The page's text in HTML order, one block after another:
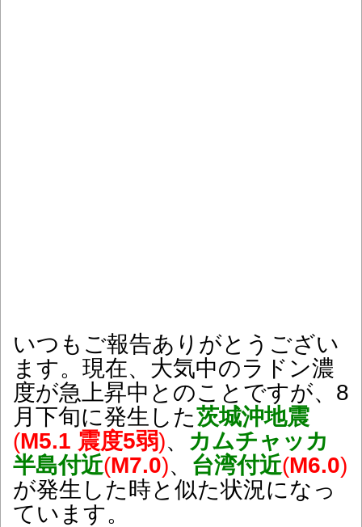
いつもご報告ありがとうござい
ます。現在、大気中のラドン濃
度が急上昇中とのことですが、8
月下旬に発生した茨城沖地震
(M5.1 震度5弱)、 カムチャッカ
半島付近(M7.0)、 台湾付近(M6.0)
が発生した時と似た状況になっ
ています。